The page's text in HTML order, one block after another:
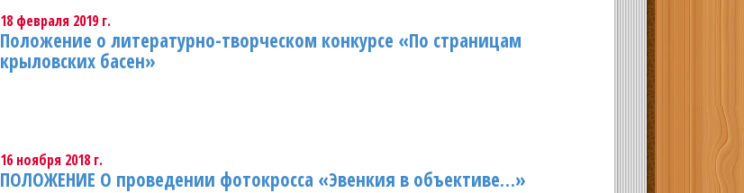
18 февраля 2019 г.
Положение о литературно-творческом конкурсе «По страницам
крыловских басен»
16 ноября 2018 г.
ПОЛОЖЕНИЕ О проведении фотокросса «Эвенкия в объективе…»